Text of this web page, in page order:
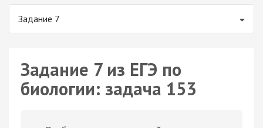
Задание 7
Задание 7 из ЕГЭ по
биологии: задача 153